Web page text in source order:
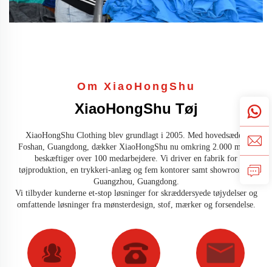
Om XiaoHongShu
XiaoHongShu Tøj
XiaoHongShu Clothing blev grundlagt i 2005. Med hovedsæde i
Foshan, Guangdong, dækker XiaoHongShu nu omkring 2.000 m² og
beskæftiger over 100 medarbejdere. Vi driver en fabrik for
tøjproduktion, en trykkeri-anlæg og fem kontorer samt showrooms i
Guangzhou, Guangdong.
Vi tilbyder kunderne et-stop løsninger for skræddersyede tøjydelser og
omfattende løsninger fra mønsterdesign, stof, mærker og forsendelse.